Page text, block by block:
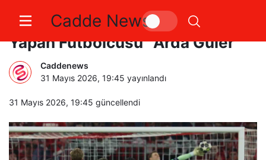
Cadde News
Şampiyonlar Ligi’nde “Yılın Çıkış
Yapan Futbolcusu” Arda Güler
Caddenews
31 Mayıs 2026, 19:45 yayınlandı
31 Mayıs 2026, 19:45 güncellendi